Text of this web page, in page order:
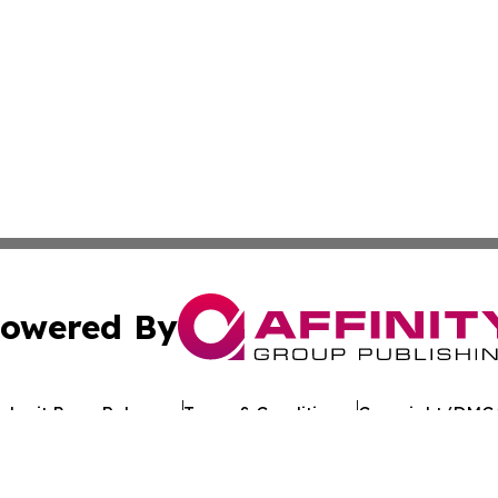
By
Press Release Terms & Conditions Copyright/